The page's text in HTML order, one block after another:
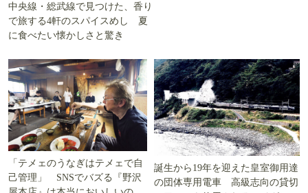
中央線・総武線で見つけた、香り
で旅する4軒のスパイスめし 夏
に食べたい懐かしさと驚き
「テメェのうなぎはテメェで自
己管理」 SNSでバズる『野沢
誕生から19年を迎えた皇室御用達
の団体専用電車 高級志向の貸切